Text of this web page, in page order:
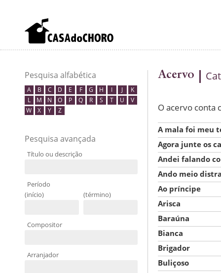
Pesquisa alfabética
A B C D E F G H I J
K
L
M N O P Q R S T U
V
W
X Y Z
Pesquisa avançada
Título ou descrição
Período
(início)
(término)
Compositor
Arranjador
Acervo
O acervo conta
A mala foi meu
Agora junte os
Andei falando
Ando meio
Ao príncipe
Arisca
Baraúna
Bianca
Brigador
Buliçoso